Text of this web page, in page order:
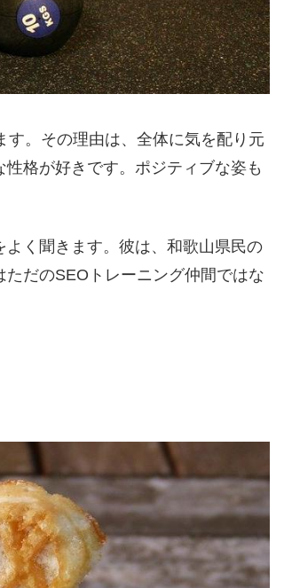
。その理由は、全体に気を配り元
格が好きです。ポジティブな姿も
く聞きます。彼は、和歌山県民の
だのSEOトレーニング仲間ではな